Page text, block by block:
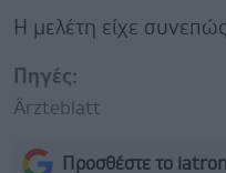
Η μελέτη είχε
Πηγές:
Ärzteblatt
Προσθέστε το